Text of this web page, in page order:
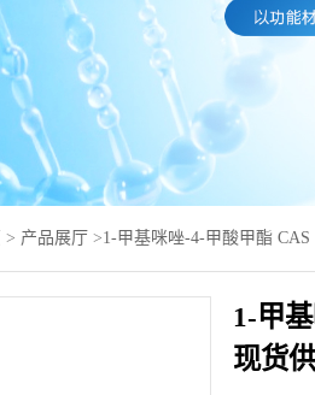
> 产品展厅 >1-甲基咪唑-4-甲酸甲酯
1-甲
现货